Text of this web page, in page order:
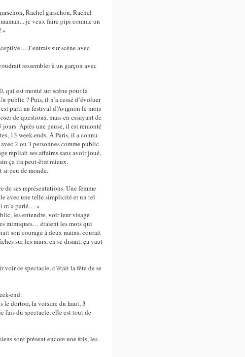
Rachel garschon, Rachel
je veux faire pipi comme un
»
J’entrais sur scène avec
ressembler à un garçon avec
qui est monté sur scène pour la
public ? Puis, il n’a cessé d’évoluer
parti au festival d’Avignon le mois
de questions, mais en essayant de
Après une pause, il est remonté
13 week-ends. À Paris, il a connu
2 ou 3 personnes comme public
repliait ses affaires sans avoir joué,
ça ira peut-être mieux.
si peu de monde.
de ses représentations. Une femme
avec une telle simplicité et un tel
m’a parlé… »
les entendre, voir leur visage
mimiques… étaient les mots qui
son courage à deux mains, courait
sur les murs, en se disant, ça vaut
voir ce spectacle, c’était la fête de se
end.
le dortoir, la voisine du haut, 3
fais du spectacle, elle est tout de
sont présent encore une fois, les